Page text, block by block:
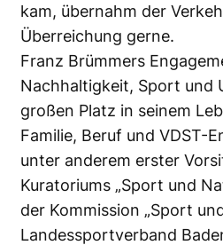
kam, übernahm der
Überreichung gerne.
Franz Brümmers
Nachhaltigkeit, Sport und
großen Platz in seinem
Familie, Beruf und VDST-
unter anderem erster
Kuratoriums „Sport und
der Kommission „Sport
Landessportverband